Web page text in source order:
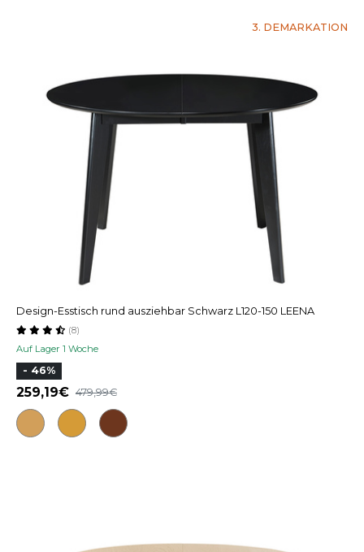
3. DEMARKATION
Design-Esstisch rund ausziehbar Schwarz L120-150 LEENA
Auf Lager 1 Woche
(8)
- 46%
259,19 479,99